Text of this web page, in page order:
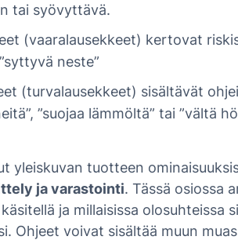
tai syövyttävä.
(vaaralausekkeet) kertovat
neste”
(turvalausekkeet) sisältävät
”suojaa lämmöltä” tai ”vältä
yleiskuvan tuotteen
ja varastointi. Tässä osiossa
ja millaisissa olosuhteissa
Ohjeet voivat sisältää muun